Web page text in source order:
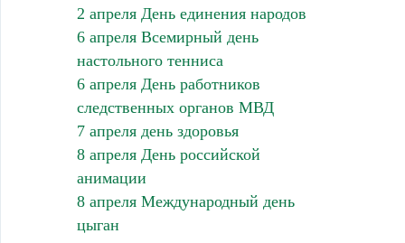
2 апреля День единения народов
6 апреля Всемирный день
настольного тенниса
6 апреля День работников
следственных органов МВД
7 апреля день здоровья
8 апреля День российской
анимации
8 апреля Международный день
цыган